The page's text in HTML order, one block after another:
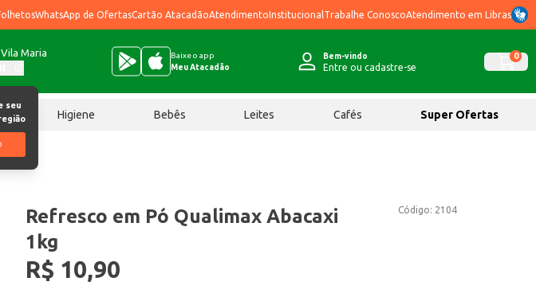
WhatsApp de OfertasCartão AtacadãoAtendimentoInstitucional Trabalhe ConoscoAtendimento em Libras
Maria
seu
Baixe o app
Meu Atacadão
Bem-vindo
Entre ou cadastre-se
0
Higiene Bebês Leites Cafés Super Ofertas
Código: 2104
Refresco em Pó Qualimax Abacaxi
1kg
R$ 10,90